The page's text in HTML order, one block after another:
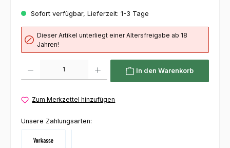
Sofort verfügbar, Lieferzeit: 1-3 Tage
Dieser Artikel unterliegt einer Altersfreigabe ab 18
Jahren!
In den Warenkorb
Zum Merkzettel hinzufügen
Unsere Zahlungsarten: